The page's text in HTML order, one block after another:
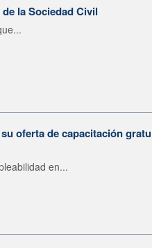
la Sociedad Civil
oferta de capacitación
en...